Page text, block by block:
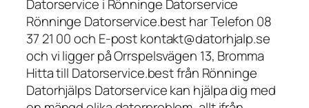
Datorservice i Rönninge Datorservice
Rönninge Datorservice.best har Telefon 08
37 21 00 och E-post kontakt@datorhjalp.se
och vi ligger på Orrspelsvägen 13, Bromma
Hitta till Datorservice.best från Rönninge
Datorhjälps Datorservice kan hjälpa dig med